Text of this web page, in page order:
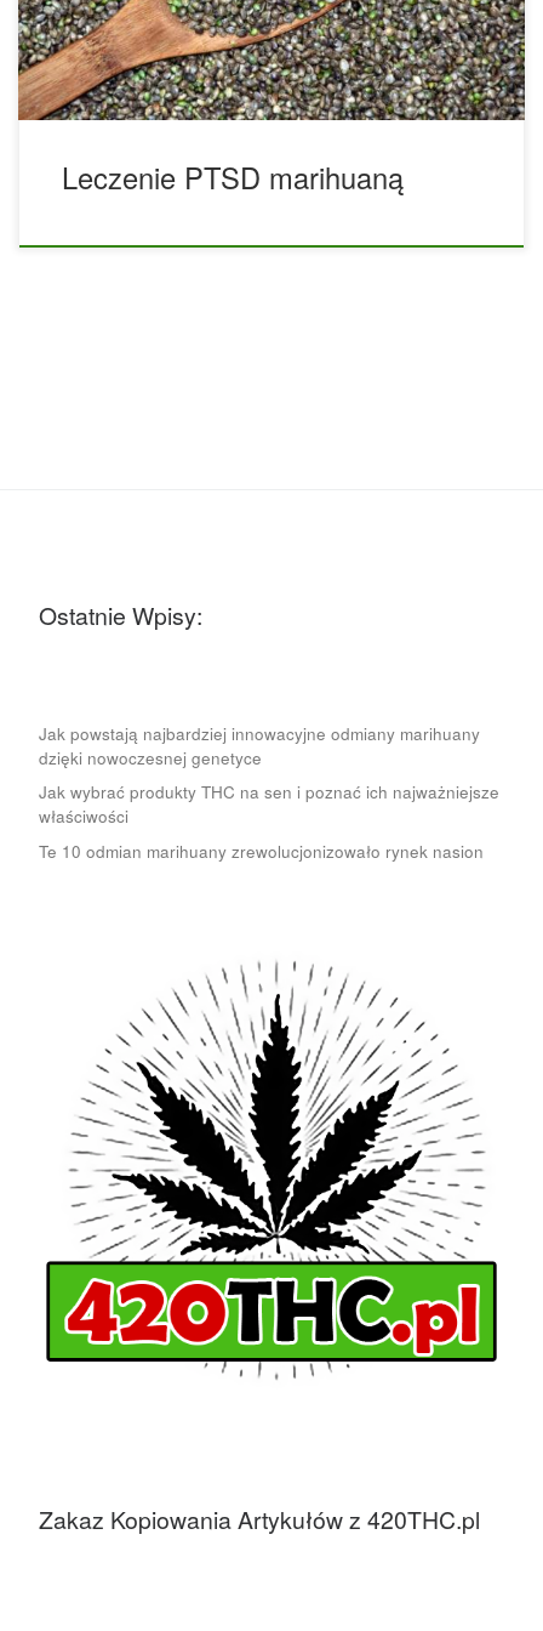
jeśli jakieś zdarzenie (takie jak głośny hałas) wyzwala
trudne wspomnienie. Typowe metody leczenia PTSD
obejmują leki przeciwdepresyjne […]
Leczenie PTSD marihuaną
Ostatnie Wpisy:
Jak powstają najbardziej innowacyjne odmiany marihuany
dzięki nowoczesnej genetyce
Jak wybrać produkty THC na sen i poznać ich najważniejsze
właściwości
Te 10 odmian marihuany zrewolucjonizowało rynek nasion
Zakaz Kopiowania Artykułów z 420THC.pl